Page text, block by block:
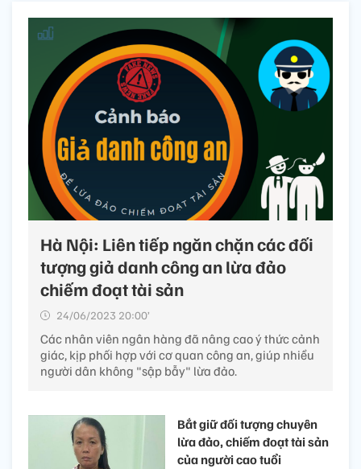
Hà Nội: Liên tiếp ngăn chặn các đối
tượng giả danh công an lừa đảo
chiếm đoạt tài sản
24/06/2023 20:00’
Các nhân viên ngân hàng đã nâng cao ý thức cảnh
giác, kịp phối hợp với cơ quan công an, giúp nhiều
người dân không "sập bẫy" lừa đảo.
Bắt giữ đối tượng chuyên
lừa đảo, chiếm đoạt tài sản
của người cao tuổi